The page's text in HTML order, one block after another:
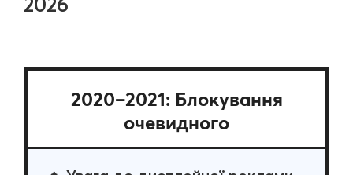
2020–2021: Блокування
очевидного